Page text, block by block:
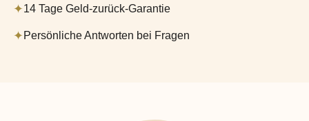
✦14 Tage Geld-zurück-Garantie
✦Persönliche Antworten bei Fragen